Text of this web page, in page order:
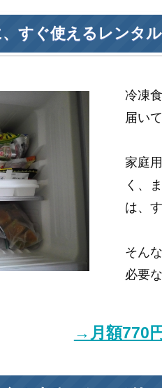
すぐ使えるレンタ
冷凍
届い
家庭
く、
は、
そん
必要
→月額770